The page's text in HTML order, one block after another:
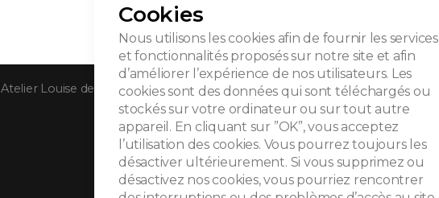
Atelier Louise de Hem
Cookies
Nous utilisons les cookies afin de fournir les services
et fonctionnalités proposés sur notre site et afin
d’améliorer l’expérience de nos utilisateurs. Les
cookies sont des données qui sont téléchargés ou
stockés sur votre ordinateur ou sur tout autre
appareil. En cliquant sur ”OK”, vous acceptez
l’utilisation des cookies. Vous pourrez toujours les
désactiver ultérieurement. Si vous supprimez ou
désactivez nos cookies, vous pourriez rencontrer